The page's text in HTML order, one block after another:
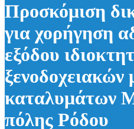
Προσκόμιση
για χορήγηση
εξόδου
καταλυμάτων
πόλης Ρόδου